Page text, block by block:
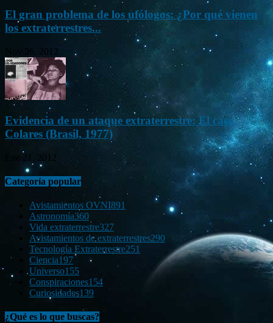
El gran problema de los ufólogos: ¿Por qué vienen
los extraterrestres...
Nov 26, 2012
Evidencia de un ataque extraterrestre: El caso
Colares (Brasil, 1977)
Ene 21, 2012
Categoría popular
Avistamientos OVNI891
Astronomía360
Vida extraterrestre327
Avistamientos de extraterrestres290
Tecnología Extraterrestre251
Ciencia197
Universo155
Conspiraciones154
Curiosidades139
¿Qué es lo que buscas?